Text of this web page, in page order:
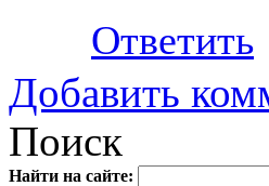
Ответить
Добавить
Поиск
Найти на сайте: